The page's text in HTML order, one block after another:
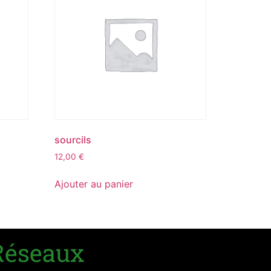
sourcils
12,00€
Ajouter au panier